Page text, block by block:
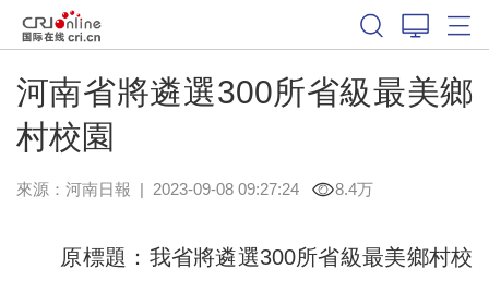
河南省將遴選300所省級最美鄉
村校園
來源： 河南日報 | 2023-09-08 09:27:24 8.4万
原標題：我省將遴選300所省級最美鄉村校